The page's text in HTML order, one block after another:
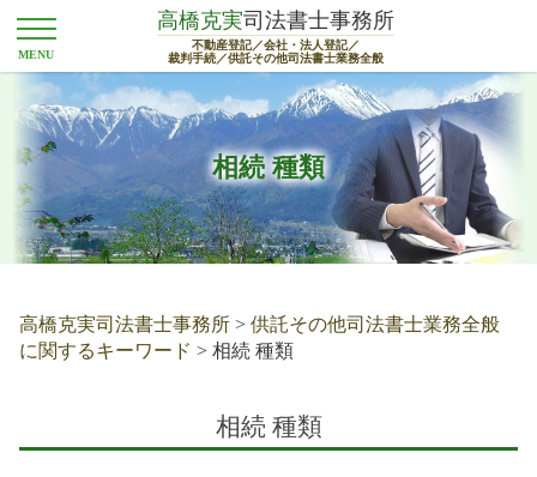
相続 種類
高橋克実司法書士事務所
不動産登記／会社・法人登記／
裁判手続／供託その他司法書士業務全般
高橋克実司法書士事務所 > 供託その他司法書士業務全般
に関するキーワード > 相続 種類
相続 種類